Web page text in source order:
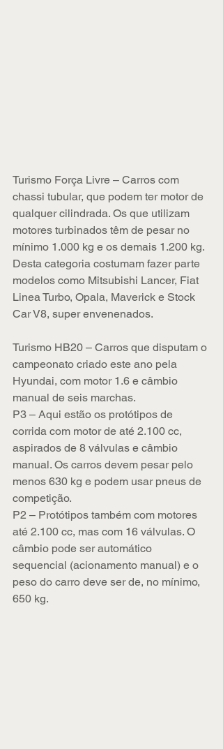
Turismo Força Livre – Carros com
chassi tubular, que podem ter motor de
qualquer cilindrada. Os que utilizam
motores turbinados têm de pesar no
mínimo 1.000 kg e os demais 1.200 kg.
Desta categoria costumam fazer parte
modelos como Mitsubishi Lancer, Fiat
Linea Turbo, Opala, Maverick e Stock
Car V8, super envenenados.
Turismo HB20 – Carros que disputam o
campeonato criado este ano pela
Hyundai, com motor 1.6 e câmbio
manual de seis marchas.
P3 – Aqui estão os protótipos de
corrida com motor de até 2.100 cc,
aspirados de 8 válvulas e câmbio
manual. Os carros devem pesar pelo
menos 630 kg e podem usar pneus de
competição.
P2 – Protótipos também com motores
até 2.100 cc, mas com 16 válvulas. O
câmbio pode ser automático
sequencial (acionamento manual) e o
peso do carro deve ser de, no mínimo,
650 kg.